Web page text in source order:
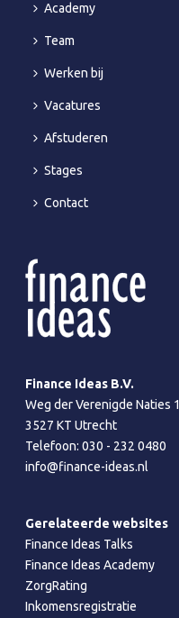
Academy
Team
Werken bij
Vacatures
Afstuderen
Stages
Contact
Finance Ideas B.V.
Weg der Verenigde Naties 1
3527 KT Utrecht
Telefoon:030 - 232 0480
info@finance-ideas.nl
Gerelateerde websites
Finance Ideas Talks
Finance Ideas Academy
ZorgRating
Inkomensregistratie